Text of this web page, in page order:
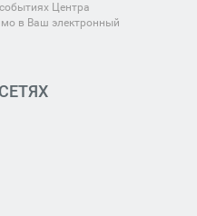
Центра
в Ваш электронный